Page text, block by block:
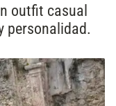
outfit casual
personalidad.